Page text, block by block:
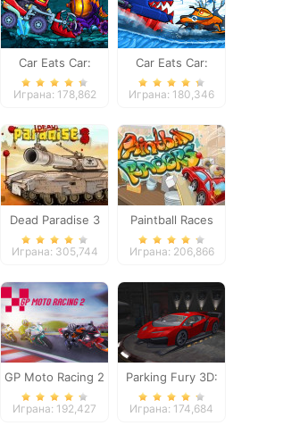
Car Eats Car:
Dungeon
Adventure
Играна: 178,862
Car Eats Car:
Winter Adventure
Играна: 180,346
Dead Paradise 3
Играна: 305,744
Paintball Races
Играна: 206,866
GP Moto Racing 2
Играна: 192,427
Parking Fury 3D:
Night Thief
Играна: 174,684